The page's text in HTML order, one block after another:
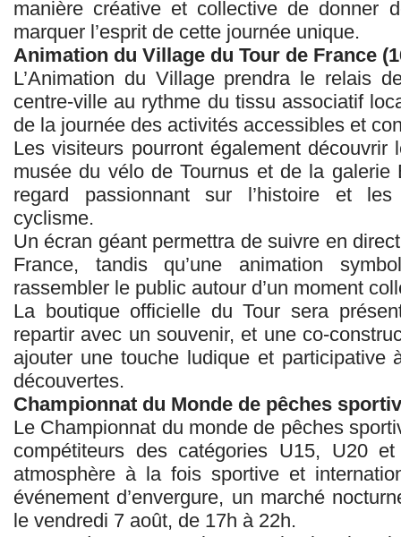
manière créative et collective de donner
marquer l’esprit de cette journée unique.
Animation du Village du Tour de France
L’Animation du Village prendra le relais
centre‑ville au rythme du tissu associatif
de la journée des activités accessibles et
Les visiteurs pourront également découvrir
musée du vélo de Tournus et de la galerie
regard passionnant sur l’histoire et
cyclisme.
Un écran géant permettra de suivre en
France, tandis qu’une animation
rassembler le public autour d’un moment
La boutique officielle du Tour sera
repartir avec un souvenir, et une
ajouter une touche ludique et participative
découvertes.
Championnat du Monde de pêches
Le Championnat du monde de pêches
compétiteurs des catégories U15, U20
atmosphère à la fois sportive et
événement d’envergure, un marché
le vendredi 7 août, de 17h à 22h.